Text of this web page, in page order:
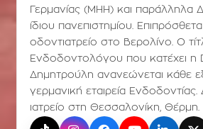
Γερμανίας (ΜΗΗ) και παράλληλα
ίδιου πανεπιστημίου.
οδοντιατρείο στο Βερολίνο. Ο
Ενδοδοντολόγου που κατέχει η
Δημητρούλη ανανεώνεται κάθε
γερμανική εταιρεία Ενδοδοντίας.
ιατρείο στη Θεσσαλονίκη, Θέρμη.